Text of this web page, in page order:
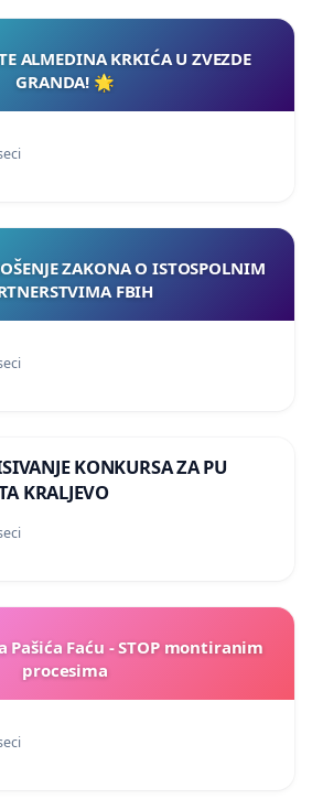
ALMEDINA KRKIĆA U ZVEZDE
GRANDA! 🌟
ZAKONA O ISTOSPOLNIM
FBIH
KONKURSA ZA PU
KRALJEVO
Pašića Faću - STOP montiranim
procesima